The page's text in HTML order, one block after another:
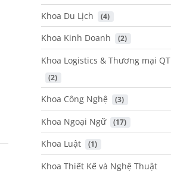
Khoa Du Lịch (4)
Khoa Kinh Doanh (2)
Khoa Logistics & Thương mại QT
(2)
Khoa Công Nghệ (3)
Khoa Ngoại Ngữ (17)
Khoa Luật (1)
Khoa Thiết Kế và Nghệ Thuật